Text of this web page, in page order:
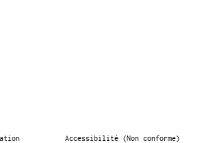
Accessibilité (Non conforme)